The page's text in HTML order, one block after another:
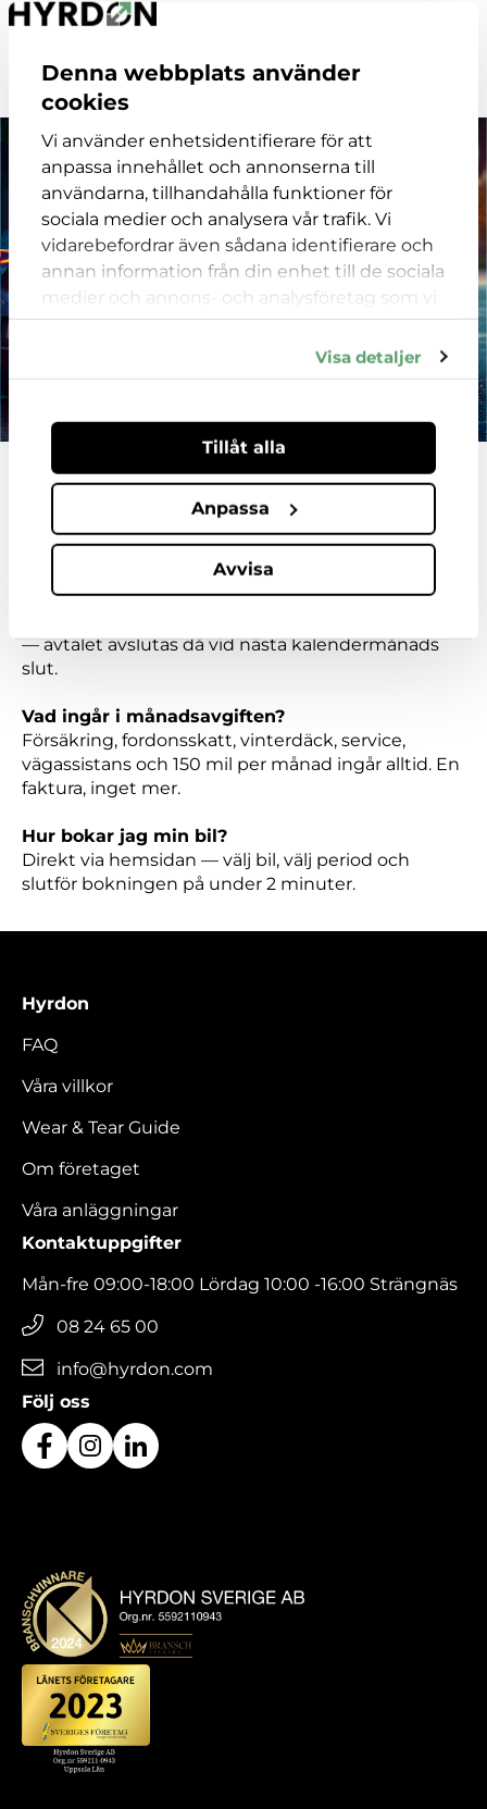
Denna webbplats använder
cookies
Vi använder enhetsidentifierare för att
anpassa innehållet och annonserna till
användarna, tillhandahålla funktioner för
sociala medier och analysera vår trafik. Vi
vidarebefordrar även sådana identifierare och
annan information från din enhet till de sociala
medier och annons- och analysföretag som vi
samarbetar med. Dessa kan i sin tur
kombinera informationen med annan
information som du har tillhandahållit eller
tjänster.
Visa detaljer
Tillåt alla
Anpassa
Avvisa
Upptäck vårt sortiment
Vanliga frågor
Hur säger jag upp min prenumeration?
Prenumerationen löper tills du aktivt väljer att
— avtalet avslutas då vid nästa kalendermånads
slut.
Vad ingår i månadsavgiften?
Försäkring, fordonsskatt, vinterdäck, service,
vägassistans och 150 mil per månad ingår alltid. En
faktura, inget mer.
Hur bokar jag min bil?
Direkt via hemsidan — välj bil, välj period och
slutför bokningen på under 2 minuter.
Hyrdon
FAQ
Våra villkor
Wear & Tear Guide
Om företaget
Våra anläggningar
Kontaktuppgifter
Mån-fre 09:00-18:00 Lördag 10:00 -16:00 Strängnäs
08 24 65 00
info@hyrdon.com
Följ oss